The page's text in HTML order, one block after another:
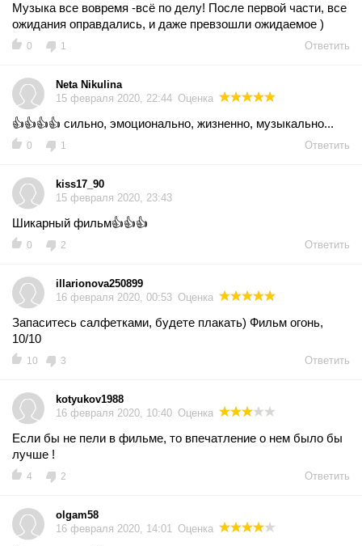
Музыка все вовремя -всё по делу! После первой части, все
ожидания оправдались, и даже превзошли ожидаемое )
0 1 Ответить
Neta Nikulina
15 февраля 2020, 22:44 Оценка
👍👍👍👍 сильно, эмоционально, жизненно, музыкально...
0 1 Ответить
kiss17_90
15 февраля 2020, 23:43
Шикарный фильм👍👍👍
0 2 Ответить
illarionova250899
16 февраля 2020, 00:53 Оценка
Запаситесь салфетками, будете плакать) Фильм огонь,
10/10
10 3 Ответить
kotyukov1988
16 февраля 2020, 10:40 Оценка
Если бы не пели в фильме, то впечатление о нем было бы
лучше !
4 2 Ответить
olgam58
16 февраля 2020, 14:01 Оценка